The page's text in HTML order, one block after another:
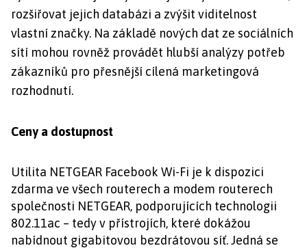
rozšiřovat jejich databázi a zvýšit viditelnost
vlastní značky. Na základě nových dat ze sociálních
sítí mohou rovněž provádět hlubší analýzy potřeb
zákazníků pro přesnější cílená marketingová
rozhodnutí.
Ceny a dostupnost
Utilita NETGEAR Facebook Wi-Fi je k dispozici
zdarma ve všech routerech a modem routerech
společnosti NETGEAR, podporujících technologii
802.11ac – tedy v přístrojích, které dokážou
nabídnout gigabitovou bezdrátovou síť. Jedná se